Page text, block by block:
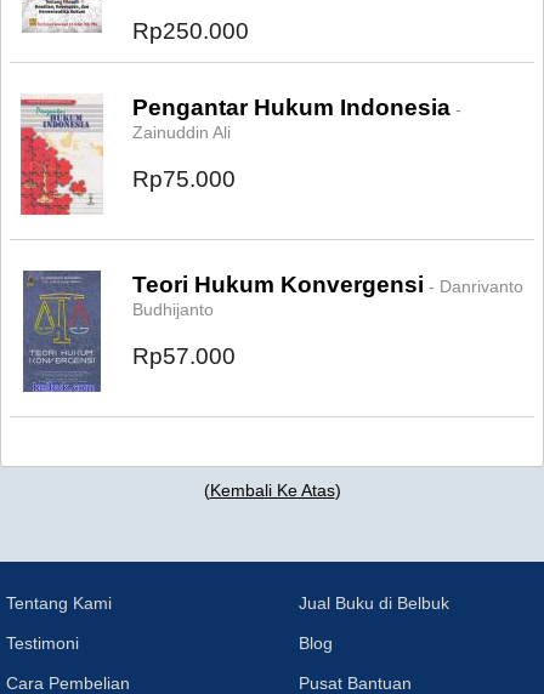
Rp250.000
Pengantar Hukum Indonesia -
Zainuddin Ali
Rp75.000
Teori Hukum Konvergensi - Danrivanto
Budhijanto
Rp57.000
(Kembali Ke Atas)
Tentang Kami
Testimoni
Cara Pembelian
Jual Buku di Belbuk
Blog
Pusat Bantuan